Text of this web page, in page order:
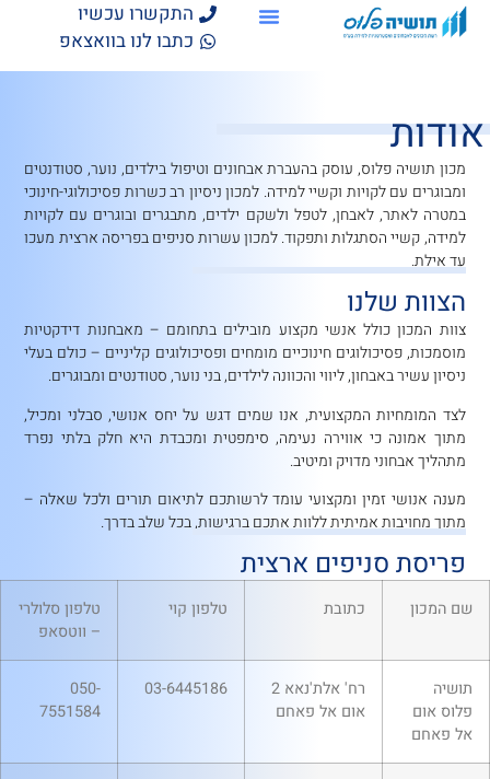
התקשרו עכשיו
כתבו לנו בוואצאפ
אודות
מכון תושיה פלוס, עוסק בהעברת אבחונים וטיפול בילדים, נוער, סטודנטים
ומבוגרים עם לקויות וקשיי למידה. למכון ניסיון רב כשרות פסיכולוגי-חינוכי
במטרה לאתר, לאבחן, לטפל ולשקם ילדים, מתבגרים ובוגרים עם לקויות
למידה, קשיי הסתגלות ותפקוד. למכון עשרות סניפים בפריסה ארצית מעכו
עד אילת.
הצוות שלנו
צוות המכון כולל אנשי מקצוע מובילים בתחומם – מאבחנות דידקטיות
מוסמכות, פסיכולוגים חינוכיים מומחים ופסיכולוגים קליניים – כולם בעלי
ניסיון עשיר באבחון, ליווי והכוונה לילדים, בני נוער, סטודנטים ומבוגרים.
לצד המומחיות המקצועית, אנו שמים דגש על יחס אנושי, סבלני ומכיל,
מתוך אמונה כי אווירה נעימה, סימפטית ומכבדת היא חלק בלתי נפרד
מתהליך אבחוני מדויק ומיטיב.
מענה אנושי זמין ומקצועי עומד לרשותכם לתיאום תורים ולכל שאלה –
מתוך מחויבות אמיתית ללוות אתכם ברגישות, בכל שלב בדרך.
פריסת סניפים ארצית
שם המכון כתובת טלפון קוי
טלפון סלולרי
– ווטסאפ
תושיה
פלוס אום
אל פאחם
רח' אלת'נאא 2
אום אל פאחם
03-6445186
050-
7551584